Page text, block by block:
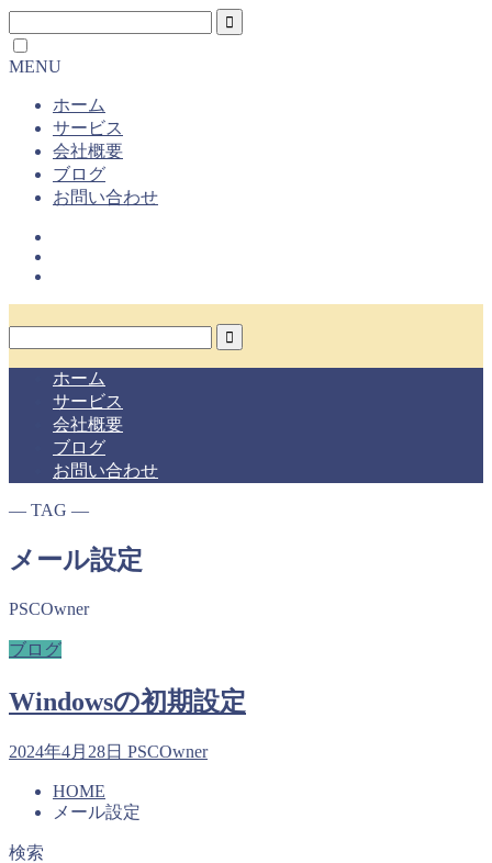
MENU
ホーム
サービス
会社概要
ブログ
お問い合わせ
ホーム
サービス
会社概要
ブログ
お問い合わせ
― TAG ―
メール設定
PSCOwner
ブログ
Windowsの初期設定
2024年4月28日 PSCOwner
HOME
メール設定
検索